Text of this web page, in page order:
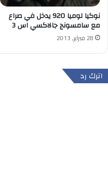
نوكيا لوميا 920 يدخل في صراع
مع سامسونج جالاكسي اس 3
28 فبراير, 2013
اترك رد